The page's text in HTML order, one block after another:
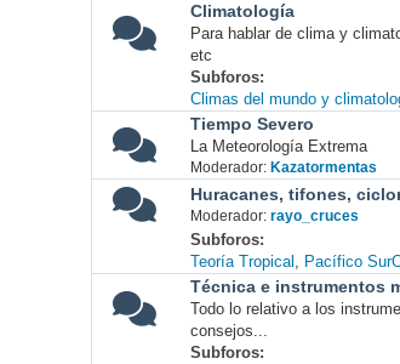
Climatología
Para hablar de clima y
etc
Subforos
Climas del mundo y
Tiempo Severo
La Meteorología Extrema
Moderador: Kazatormentas
Huracanes, tifones,
Moderador: rayo_cruces
Subforos
Teoría Tropical
Pacífico
Técnica e instrumentos
Todo lo relativo a los
consejos...
Subforos